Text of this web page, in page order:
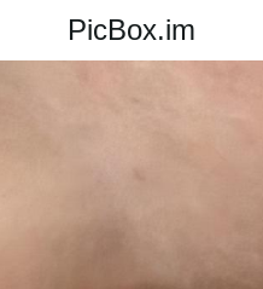
PicBox.im